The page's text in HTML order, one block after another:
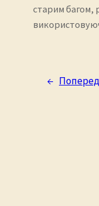
старим багом,
←